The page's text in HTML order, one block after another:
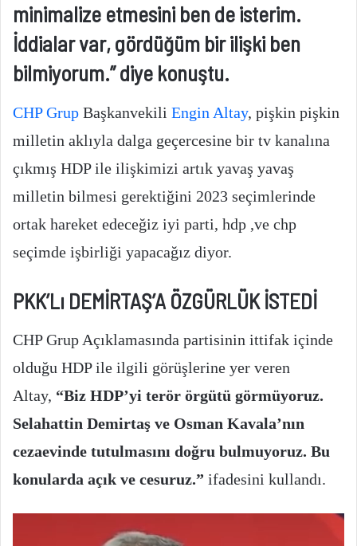
minimalize etmesini ben de isterim.
İddialar var, gördüğüm bir ilişki ben
bilmiyorum.” diye konuştu.
CHP Grup Başkanvekili Engin Altay, pişkin pişkin
milletin aklıyla dalga geçercesine bir tv kanalına
çıkmış HDP ile ilişkimizi artık yavaş yavaş
milletin bilmesi gerektiğini 2023 seçimlerinde
ortak hareket edeceğiz iyi parti, hdp ,ve chp
seçimde işbirliği yapacağız diyor.
PKK’Lı DEMİRTAŞ’A ÖZGÜRLÜK İSTEDİ
CHP Grup Açıklamasında partisinin ittifak içinde
olduğu HDP ile ilgili görüşlerine yer veren
Altay, “Biz HDP’yi terör örgütü görmüyoruz.
Selahattin Demirtaş ve Osman Kavala’nın
cezaevinde tutulmasını doğru bulmuyoruz. Bu
konularda açık ve cesuruz.” ifadesini kullandı.